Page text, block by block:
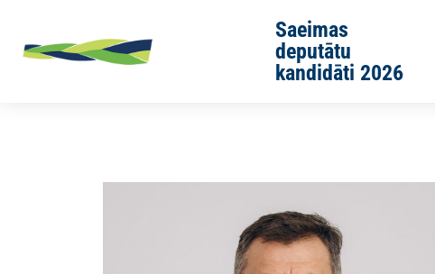
Saeimas
deputātu
kandidāti 2026